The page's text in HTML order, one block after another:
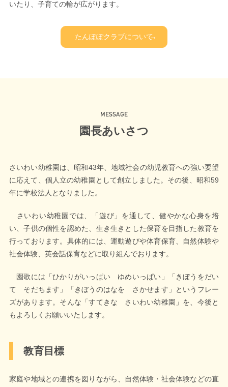
いたり、子育ての輪が広がります。
たんぽぽクラブについて→
MESSAGE
園長あいさつ
さいわい幼稚園は、昭和43年、地域社会の幼児教育への強い要望
に応えて、個人立の幼稚園として創立しました。 その後、 昭和59
年に学校法人となりました。
さいわい幼稚園では、「遊び」を通して、健やかな心身を培
い、子供の個性を認めた、生き生きとした保育を目指した教育を
行っております。具体的には、運動遊びや体育保育、自然体験や
社会体験、英会話保育などに取り組んでおります。
園歌には「ひかりがいっぱい ゆめいっぱい」「きぼうをだい
て そだちます」「きぼうのはなを さかせます」というフレー
ズがあります。そんな「すてきな さいわい幼稚園」を、今後と
もよろしくお願いいたします。
教育目標
家庭や地域との連携を図りながら、自然体験・社会体験などの直